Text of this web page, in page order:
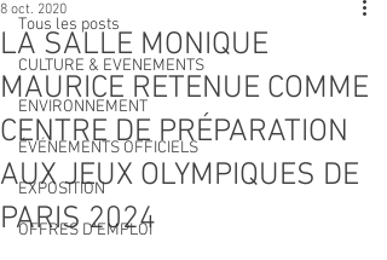
Tous les posts
CULTURE & EVENEMENTS
ENVIRONNEMENT
ÉVÉNEMENTS OFFICIELS
EXPOSITION
OFFRES D'EMPLOI
LA SALLE MONIQUE
MAURICE RETENUE COMME
CENTRE DE PRÉPARATION
AUX JEUX OLYMPIQUES DE
PARIS 2024
8 oct. 2020